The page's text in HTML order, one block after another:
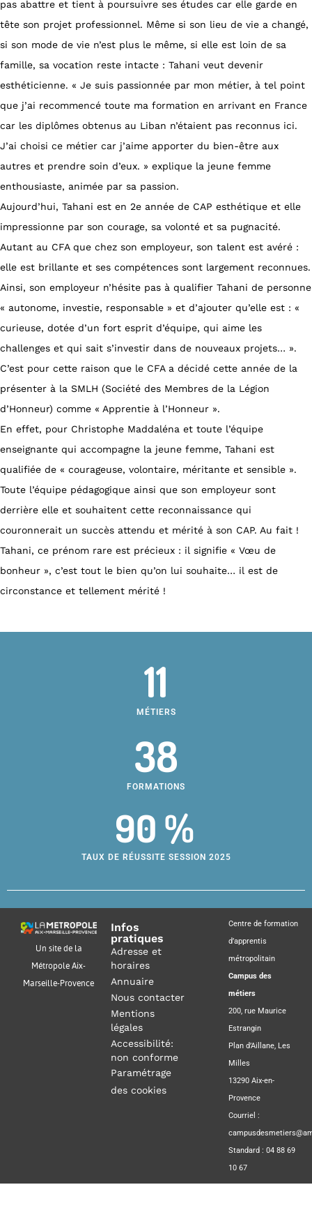
pas abattre et tient à poursuivre ses études car elle garde en
tête son projet professionnel. Même si son lieu de vie a changé,
si son mode de vie n’est plus le même, si elle est loin de sa
famille, sa vocation reste intacte : Tahani veut devenir
esthéticienne. « Je suis passionnée par mon métier, à tel point
que j’ai recommencé toute ma formation en arrivant en France
car les diplômes obtenus au Liban n’étaient pas reconnus ici.
J’ai choisi ce métier car j’aime apporter du bien-être aux
autres et prendre soin d’eux. » explique la jeune femme
enthousiaste, animée par sa passion.
Aujourd’hui, Tahani est en 2e année de CAP esthétique et elle
impressionne par son courage, sa volonté et sa pugnacité.
Autant au CFA que chez son employeur, son talent est avéré :
elle est brillante et ses compétences sont largement reconnues.
Ainsi, son employeur n’hésite pas à qualifier Tahani de personne
« autonome, investie, responsable » et d’ajouter qu’elle est : «
curieuse, dotée d’un fort esprit d’équipe, qui aime les
challenges et qui sait s’investir dans de nouveaux projets… ».
C’est pour cette raison que le CFA a décidé cette année de la
présenter à la SMLH (Société des Membres de la Légion
d’Honneur) comme « Apprentie à l’Honneur ».
En effet, pour Christophe Maddaléna et toute l’équipe
enseignante qui accompagne la jeune femme, Tahani est
qualifiée de « courageuse, volontaire, méritante et sensible ».
Toute l’équipe pédagogique ainsi que son employeur sont
derrière elle et souhaitent cette reconnaissance qui
couronnerait un succès attendu et mérité à son CAP. Au fait !
Tahani, ce prénom rare est précieux : il signifie « Vœu de
bonheur », c’est tout le bien qu’on lui souhaite… il est de
circonstance et tellement mérité !
11
MÉTIERS
38
FORMATIONS
90 %
TAUX DE RÉUSSITE SESSION 2025
Un site de la
Métropole Aix-
Marseille-Provence
Infos
pratiques
Adresse et
horaires
Annuaire
Nous contacter
Mentions
légales
Accessibilité:
non conforme
Paramétrage
des cookies
Centre de formation
d’apprentis
métropolitain
Campus des
métiers
200, rue Maurice
Estrangin
Plan d’Aillane, Les
Milles
13290 Aix-en-
Provence
Courriel :
Standard : 04 88 69
10 67